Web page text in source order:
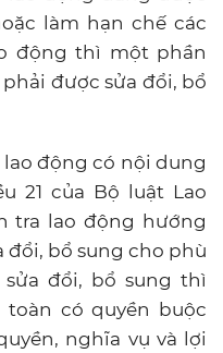
làm hạn chế các
động thì một phần
được sửa đổi, bổ
động có nội dung
21 của Bộ luật Lao
tra lao động hướng
đổi, bổ sung cho phù
đổi, bổ sung thì
có quyền buộc
nghĩa vụ và lợi